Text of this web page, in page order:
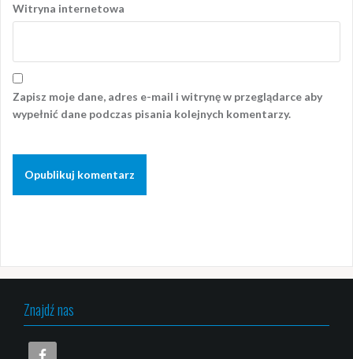
Witryna internetowa
Zapisz moje dane, adres e-mail i witrynę w przeglądarce aby
wypełnić dane podczas pisania kolejnych komentarzy.
Znajdź nas